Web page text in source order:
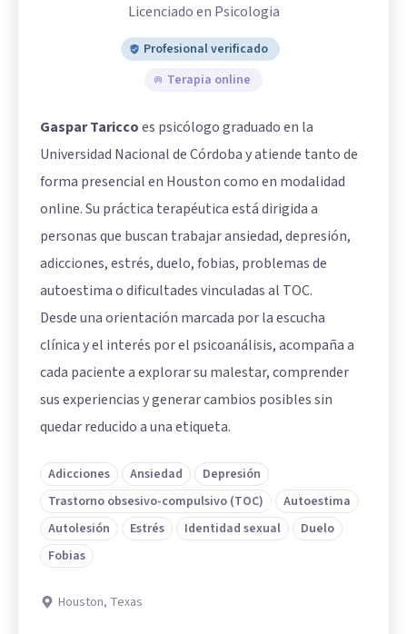
Licenciado en Psicologia
Profesional verificado
Terapia online
Gaspar Tariccoes psicólogo graduado en la
Universidad Nacional de Córdoba y atiende tanto de
forma presencial en Houston como en modalidad
online. Su práctica terapéutica está dirigida a
personas que buscan trabajar ansiedad, depresión,
adicciones, estrés, duelo, fobias, problemas de
autoestima o dificultades vinculadas al TOC.
Desde una orientación marcada por la escucha
clínica y el interés por el psicoanálisis, acompaña a
cada paciente a explorar su malestar, comprender
sus experiencias y generar cambios posibles sin
quedar reducido a una etiqueta.
Adicciones Ansiedad
Depresión
Trastorno obsesivo-compulsivo (TOC)
Autoestima
Autolesión
Estrés Identidad sexual
Duelo
Fobias
Houston, Texas